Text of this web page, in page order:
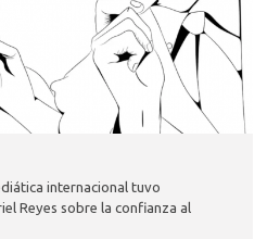
internacional tuvo
Reyes sobre la confianza al